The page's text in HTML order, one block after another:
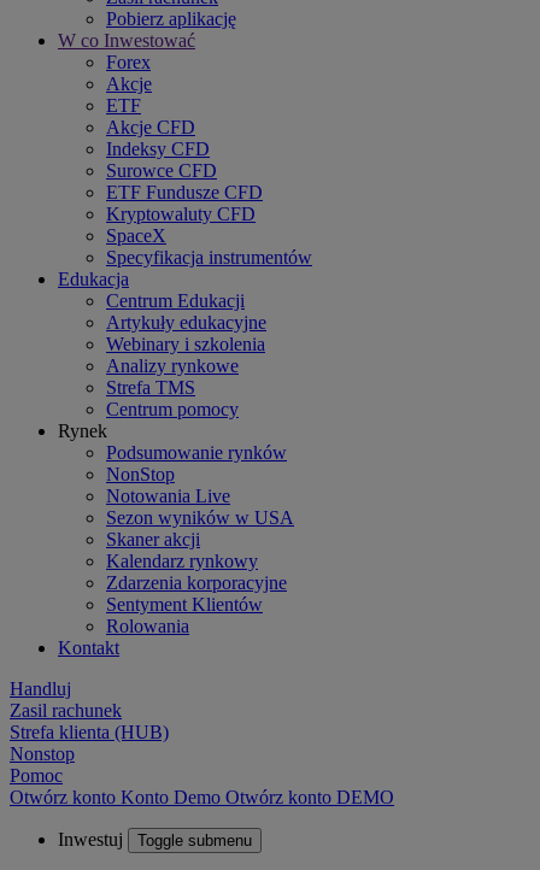
Pobierz aplikację
W co Inwestować
Forex
Akcje
ETF
Akcje CFD
Indeksy CFD
Surowce CFD
ETF Fundusze CFD
Kryptowaluty CFD
SpaceX
Specyfikacja instrumentów
Edukacja
Centrum Edukacji
Artykuły edukacyjne
Webinary i szkolenia
Analizy rynkowe
Strefa TMS
Centrum pomocy
Rynek
Podsumowanie rynków
NonStop
Notowania Live
Sezon wyników w USA
Skaner akcji
Kalendarz rynkowy
Zdarzenia korporacyjne
Sentyment Klientów
Rolowania
Kontakt
Handluj
Zasil rachunek
Strefa klienta (HUB)
Nonstop
Pomoc
Otwórz konto Konto Demo Otwórz konto DEMO
Inwestuj Toggle submenu